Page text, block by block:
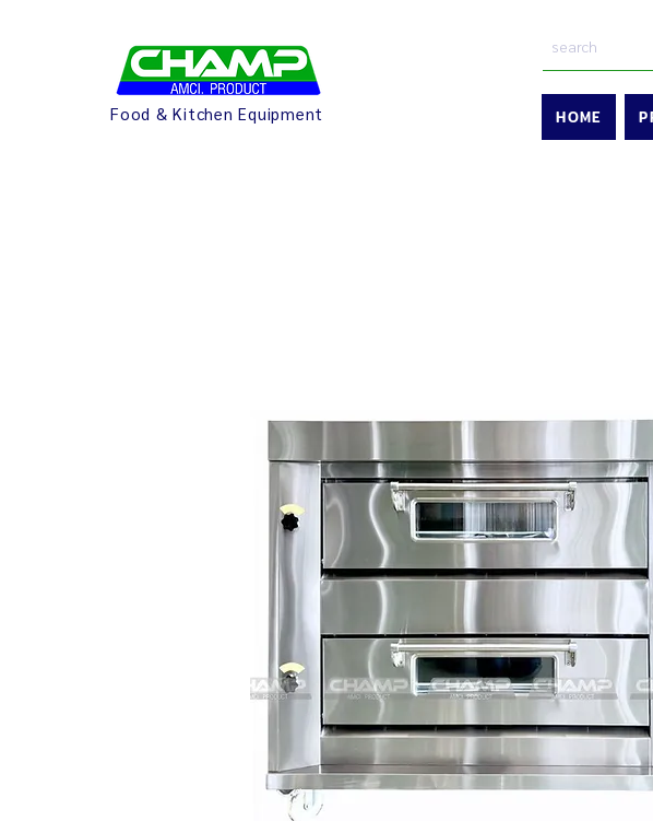
Food & Kitchen Equipment HOME